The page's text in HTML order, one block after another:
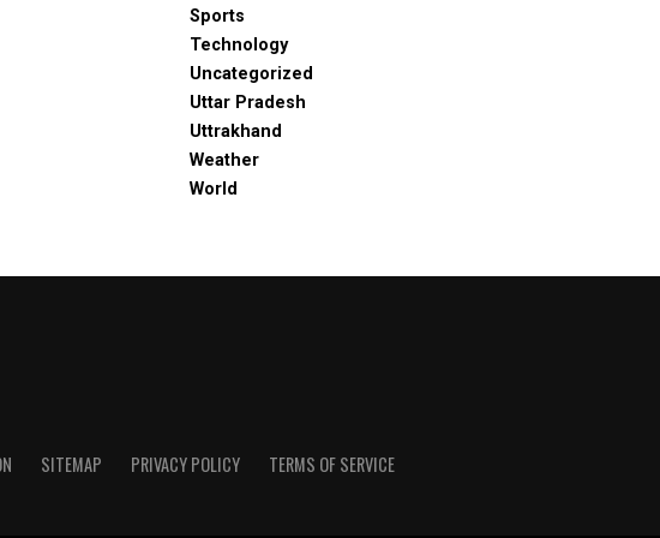
Sports
Technology
Uncategorized
Uttar Pradesh
Uttrakhand
Weather
World
SITEMAP PRIVACY POLICY TERMS OF SERVICE